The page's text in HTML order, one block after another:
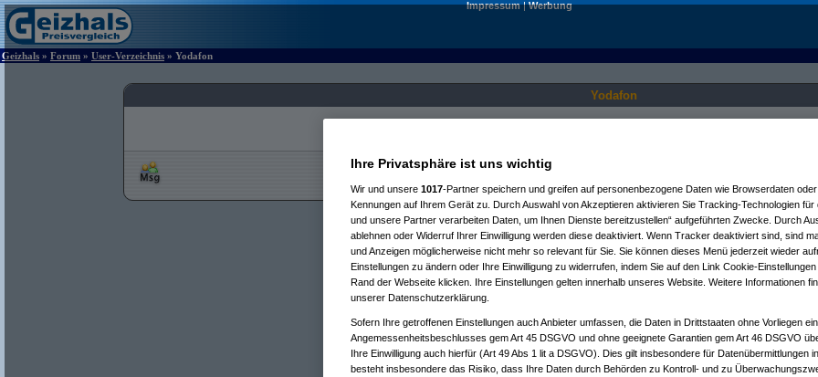
Impressum|Werbung
Geizhals » Forum » User-Verzeichnis » Yodafon
Yodafon
Ihre Privatsphäre ist uns wichtig
Wir und unsere 1017-Partner speichern und greifen auf personenbezogene Daten wie Browserdaten
Kennungen auf Ihrem Gerät zu. Durch Auswahl von Akzeptieren aktivieren Sie Tracking-Technologien für
und unsere Partner verarbeiten Daten, um Ihnen Dienste bereitzustellen“ aufgeführten Zwecke. Durch
ablehnen oder Widerruf Ihrer Einwilligung werden diese deaktiviert. Wenn Tracker deaktiviert sind, sind
und Anzeigen möglicherweise nicht mehr so relevant für Sie. Sie können dieses Menü jederzeit wieder
Einstellungen zu ändern oder Ihre Einwilligung zu widerrufen, indem Sie auf den Link Cookie-
Rand der Webseite klicken. Ihre Einstellungen gelten innerhalb unseres Website. Weitere Informationen
unserer Datenschutzerklärung.
Sofern Ihre getroffenen Einstellungen auch Anbieter umfassen, die Daten in Drittstaaten ohne Vorliegen
Angemessenheitsbeschlusses gem Art 45 DSGVO und ohne geeignete Garantien gem Art 46 DSGVO
Ihre Einwilligung auch hierfür (Art 49 Abs 1 lit a DSGVO). Dies gilt insbesondere für Datenübermittlungen
besteht insbesondere das Risiko, dass Ihre Daten durch Behörden zu Kontroll- und zu